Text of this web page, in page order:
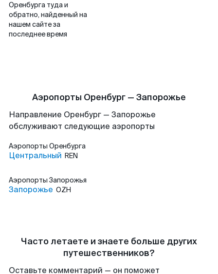
Оренбурга туда и
обратно, найденный на
нашем сайте за
последнее время
Аэропорты Оренбург — Запорожье
Направление Оренбург — Запорожье
обслуживают следующие аэропорты
Аэропорты Оренбурга
Центральный REN
Аэропорты Запорожья
Запорожье OZH
Часто летаете и знаете больше других
путешественников?
Оставьте комментарий — он поможет